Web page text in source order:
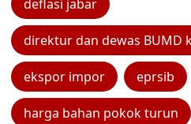
deflasi jabar
direktur dan dewas BUMD
ekspor impor eprsib
harga bahan pokok turun